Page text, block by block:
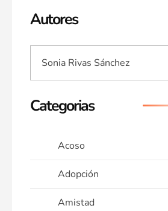
Autores
Categorias
Acoso
Adopción
Amistad